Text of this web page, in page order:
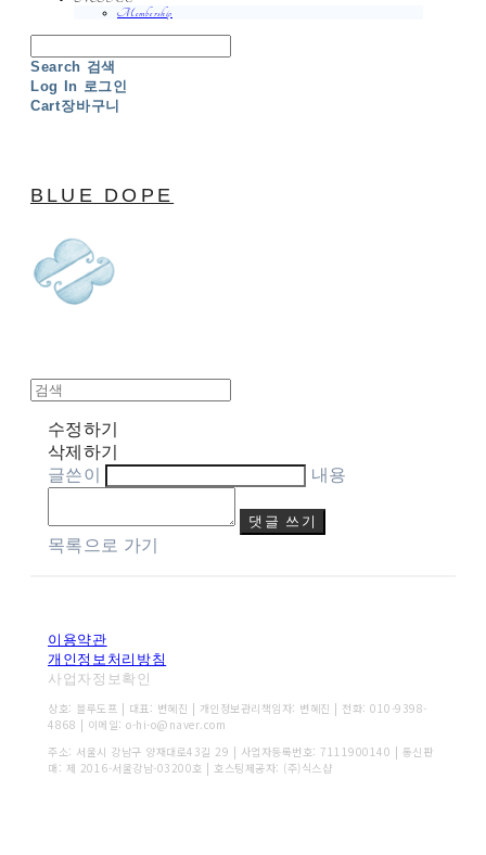
Membership
Search 검색
Log In 로그인
Cart장바구니
BLUE DOPE
수정하기
삭제하기
글쓴이
내용
댓글 쓰기
목록으로 가기
이용약관
개인정보처리방침
사업자정보확인
상호: 블루도프 | 대표: 변혜진 | 개인정보관리책임자: 변혜진 | 전화: 010-9398-
4868 | 이메일: o-hi-o@naver.com
주소: 서울시 강남구 양재대로43길 29 | 사업자등록번호: 7111900140 | 통신판
매: 제 2016-서울강남-03200호 | 호스팅제공자: (주)식스샵